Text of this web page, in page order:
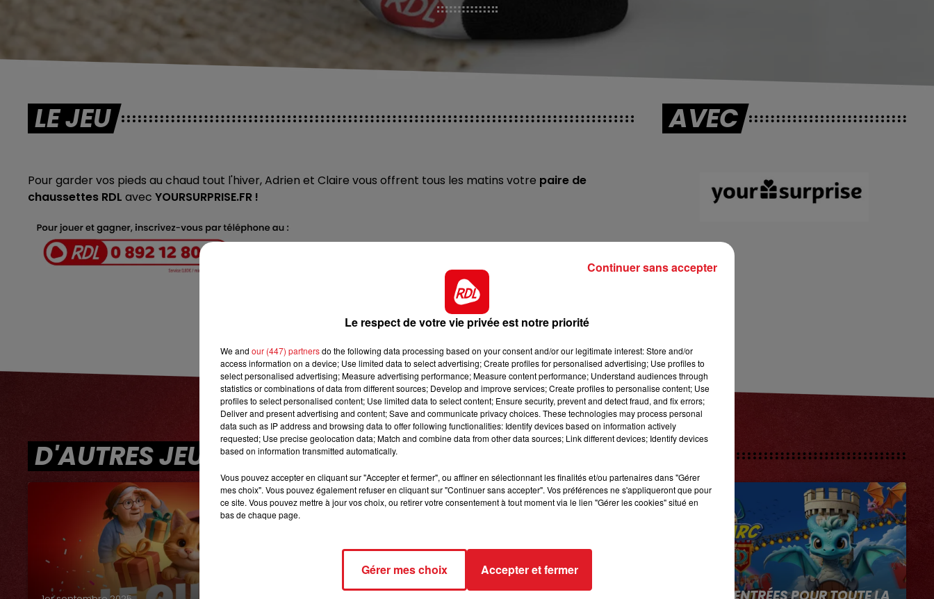
7h00 - 10h00 13h00 - 16h00
LE JEU
Pour garder vos pieds au chaud tout l'hiver, Adrien et Claire vous offrent tous les matins votre paire de
chaussettes RDL avec YOURSURPRISE.FR !
AVEC
D'AUTRES JEUX
Le respect de votre vie privée est notre priorité
We and our (447) partnersdo the following data processing based on your consent and/or our legitimate interest: Store and/or
access information on a device; Use limited data to select advertising; Create profiles for personalised advertising; Use profiles to
select personalised advertising; Measure advertising performance; Measure content performance; Understand audiences through
statistics or combinations of data from different sources; Develop and improve services; Create profiles to personalise content; Use
profiles to select personalised content; Use limited data to select content; Ensure security, prevent and detect fraud, and fix errors;
Deliver and present advertising and content; Save and communicate privacy choices. These technologies may process personal
data such as IP address and browsing data to offer following functionalities: Identify devices based on information actively
requested; Use precise geolocation data; Match and combine data from other data sources; Link different devices; Identify devices
based on information transmitted automatically.
Vous pouvez accepter en cliquant sur "Accepter et fermer", ou affiner en sélectionnant les finalités et/ou partenaires dans "Gérer
mes choix". Vous pouvez également refuser en cliquant sur "Continuer sans accepter". Vos préférences ne s'appliqueront que pour
ce site. Vous pouvez mettre à jour vos choix, ou retirer votre consentement à tout moment via le lien "Gérer les cookies" situé en
bas de chaque page.
Gérer mes choix Accepter et fermer
Continuer sans accepter